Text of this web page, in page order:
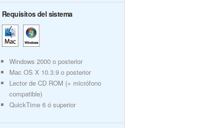
Requisitos del sistema
Windows 2000 o posterior
Mac OS X 10.3.9 o posterior
Lector de CD ROM (+ micrófono
compatible)
QuickTime 6 ó superior